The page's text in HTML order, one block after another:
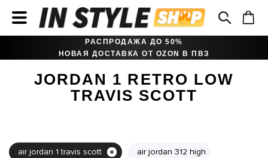
РАСПРОДАЖА ДО 50%
НОВАЯ ДОСТАВКА ОТ OZON В ПВЗ
JORDAN 1 RETRO LOW
TRAVIS SCOTT
air jordan 1 travis scott air jordan 312 high